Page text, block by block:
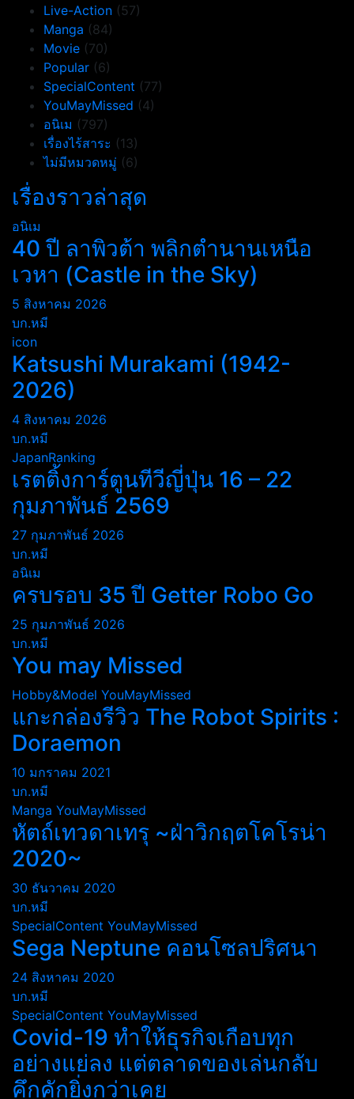
Live-Action (57)
Manga (84)
Movie (70)
Popular (6)
SpecialContent (77)
YouMayMissed (4)
อนิเม (797)
เรื่องไร้สาระ (13)
ไม่มีหมวดหมู่ (6)
เรื่องราวล่าสุด
อนิเม
40 ปี ลาพิวต้า พลิกตำนานเหนือ
เวหา (Castle in the Sky)
5 สิงหาคม 2026
บก.หมี
icon
Katsushi Murakami (1942-
2026)
4 สิงหาคม 2026
บก.หมี
JapanRanking
เรตติ้งการ์ตูนทีวีญี่ปุ่น 16 – 22
กุมภาพันธ์ 2569
27 กุมภาพันธ์ 2026
บก.หมี
อนิเม
ครบรอบ 35 ปี Getter Robo Go
25 กุมภาพันธ์ 2026
บก.หมี
You may Missed
Hobby&Model YouMayMissed
แกะกล่องรีวิว The Robot Spirits :
Doraemon
10 มกราคม 2021
บก.หมี
Manga YouMayMissed
หัตถ์เทวดาเทรุ ~ฝ่าวิกฤตโคโรน่า
2020~
30 ธันวาคม 2020
บก.หมี
SpecialContent YouMayMissed
Sega Neptune คอนโซลปริศนา
24 สิงหาคม 2020
บก.หมี
SpecialContent YouMayMissed
Covid-19 ทำให้ธุรกิจเกือบทุก
อย่างแย่ลง แต่ตลาดของเล่นกลับ
คึกคักยิ่งกว่าเคย